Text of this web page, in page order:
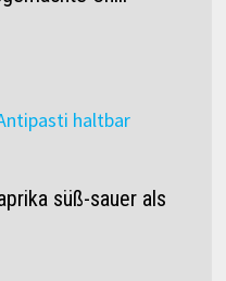
süß-sauer als